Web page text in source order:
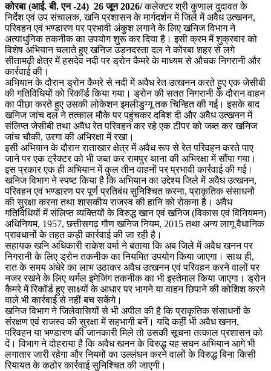
कोरबा (आई. बी. एन -24) 26 जून 2026/कलेक्टर श्री कुणाल दुदावत के
निर्देश एवं उप संचालक, खनि प्रशासन के मार्गदर्शन में जिले में अवैध उत्खनन,
परिवहन एवं भण्डारण पर प्रभावी अंकुश लगाने के लिए खनिज विभाग ने
अत्याधुनिक तकनीक का उपयोग शुरू कर दिया है। इसी क्रम में शुक्रवार को
विशेष अभियान चलाते हुए खनिज उड़नदस्ता दल ने कोरबा शहर से लगे
सीतामढ़ी क्षेत्र में हसदेव नदी पर ड्रोन कैमरे के माध्यम से औचक निगरानी और
कार्रवाई की।
अभियान के दौरान ड्रोन कैमरे से नदी में अवैध रेत उत्खनन करते हुए एक जेसीबी
की गतिविधियों को रिकॉर्ड किया गया। ड्रोन की सतत निगरानी के दौरान वाहन
का पीछा करते हुए उसकी लोकेशन इमलीडुग्गू तक चिन्हित की गई। इसके बाद
खनिज जांच दल ने तत्काल मौके पर पहुंचकर दबिश दी और अवैध उत्खनन में
संलिप्त जेसीबी तथा अवैध रेत परिवहन कर रहे एक टीपर को जब्त कर खनिज
जांच चौकी, उरगा की अभिरक्षा में रखा।
इसी अभियान के दौरान राताखार क्षेत्र में अवैध रूप से रेत परिवहन करते पाए
जाने पर एक ट्रैक्टर को भी जब्त कर रामपुर थाना की अभिरक्षा में सौंपा गया।
इस प्रकार एक ही अभियान में कुल तीन वाहनों पर प्रभावी कार्रवाई की गई।
खनिज विभाग ने स्पष्ट किया है कि अभियान का उद्देश्य जिले में अवैध उत्खनन,
परिवहन एवं भण्डारण पर पूर्ण प्रतिबंध सुनिश्चित करना, प्राकृतिक संसाधनों
की सुरक्षा करना तथा शासकीय राजस्व की हानि को रोकना है। अवैध
गतिविधियों में संलिप्त व्यक्तियों के विरुद्ध खान एवं खनिज (विकास एवं विनियमन)
अधिनियम, 1957, छत्तीसगढ़ गौण खनिज नियम, 2015 तथा अन्य लागू वैधानिक
प्रावधानों के तहत कड़ी कार्रवाई की जा रही है।
सहायक खनि अधिकारी राकेश वर्मा ने बताया कि अब जिले में अवैध खनन पर
निगरानी के लिए ड्रोन तकनीक का नियमित उपयोग किया जाएगा। साथ ही,
रात के समय अंधेरे का लाभ उठाकर अवैध उत्खनन एवं परिवहन करने वालों पर
नजर रखने के लिए थर्मल इमेजिंग तकनीक का भी इस्तेमाल किया जाएगा। ड्रोन
कैमरे में रिकॉर्ड हुए साक्ष्यों के आधार पर भागने या वाहन छिपाने की कोशिश करने
वाले भी कार्रवाई से नहीं बच सकेंगे।
खनिज विभाग ने जिलेवासियों से भी अपील की है कि प्राकृतिक संसाधनों के
संरक्षण एवं राजस्व की सुरक्षा में सहभागी बनें। यदि कहीं भी अवैध खनन,
परिवहन या भण्डारण की जानकारी मिले तो उसकी सूचना तत्काल प्रशासन को
दें। विभाग ने दोहराया है कि अवैध खनन के विरुद्ध यह सघन अभियान आगे भी
लगातार जारी रहेगा और नियमों का उल्लंघन करने वालों के विरुद्ध बिना किसी
रियायत के कठोर कार्रवाई सुनिश्चित की जाएगी।